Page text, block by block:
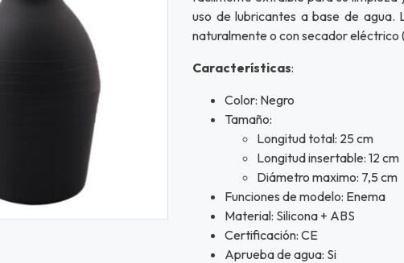
uso de lubricantes a base de
naturalmente o con secador eléctrico
Características:
Color: Negro
Tamaño:
Longitud total: 25 cm
Longitud insertable: 12 cm
Diámetro maximo: 7,5 cm
Funciones de modelo: Enema
Material: Silicona + ABS
Certificación: CE
Aprueba de agua: Si